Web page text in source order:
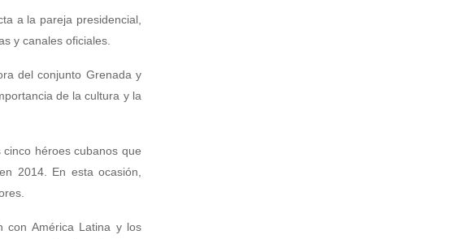
a la pareja presidencial,
y canales oficiales.
del conjunto Grenada y
de la cultura y la
héroes cubanos que
2014. En esta ocasión,
con América Latina y los